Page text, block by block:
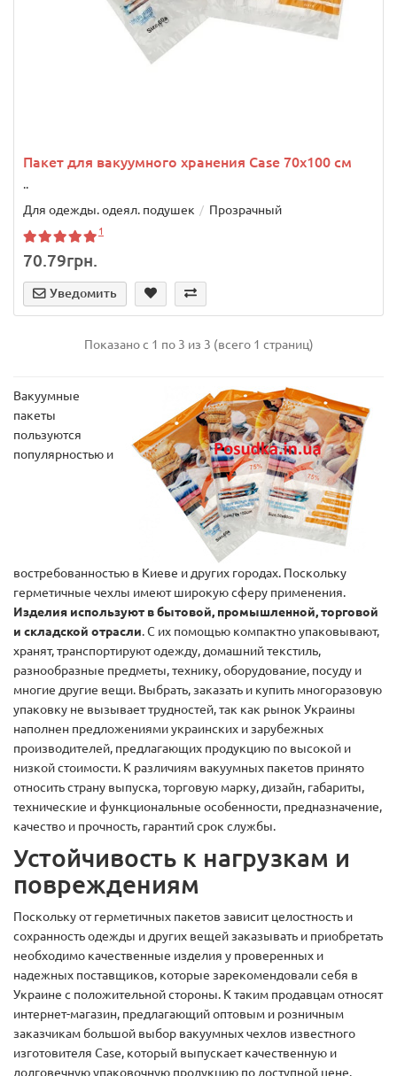
Пакет для вакуумного хранения Case 70x100 см
..
Для одежды. одеял. подушек
Прозрачный
1
70.79грн.
Уведомить
Показано с 1 по 3 из 3 (всего 1 страниц)
Вакуумные
пакеты
пользуются
популярностью и
востребованностью в Киеве и других городах. Поскольку
герметичные чехлы имеют широкую сферу применения.
Изделия используют в бытовой, промышленной, торговой
и складской отрасли. С их помощью компактно упаковывают,
хранят, транспортируют одежду, домашний текстиль,
разнообразные предметы, технику, оборудование, посуду и
многие другие вещи. Выбрать, заказать и купить многоразовую
упаковку не вызывает трудностей, так как рынок Украины
наполнен предложениями украинских и зарубежных
производителей, предлагающих продукцию по высокой и
низкой стоимости. К различиям вакуумных пакетов принято
относить страну выпуска, торговую марку, дизайн, габариты,
технические и функциональные особенности, предназначение,
качество и прочность, гарантий срок службы.
Устойчивость к нагрузкам и
повреждениям
Поскольку от герметичных пакетов зависит целостность и
сохранность одежды и других вещей заказывать и приобретать
необходимо качественные изделия у проверенных и
надежных поставщиков, которые зарекомендовали себя в
Украине с положительной стороны. К таким продавцам относят
интернет-магазин, предлагающий оптовым и розничным
заказчикам большой выбор вакуумных чехлов известного
изготовителя Case, который выпускает качественную и
долговечную упаковочную продукцию по доступной цене.